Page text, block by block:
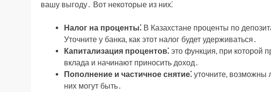
вашу выгоду․ Вот некоторые из них⁚
Налог на проценты⁚ В Казахстане проценты по
Уточните у банка, как этот налог будет удерживаться․
Капитализация процентов⁚ это функция, при которой
вклада и начинают приносить доход․
Пополнение и частичное снятие⁚ уточните, возможны
них могут быть․